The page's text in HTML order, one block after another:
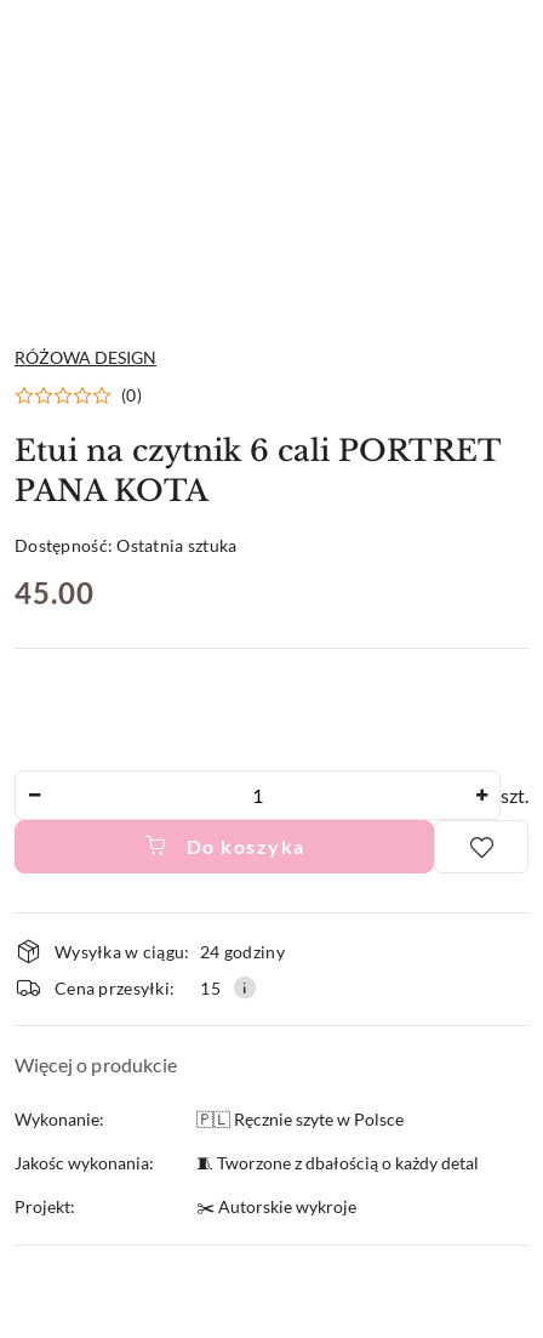
NAZWA
PRODUCENTA:
RÓŻOWA DESIGN
(0)
Etui na czytnik 6 cali PORTRET
PANA KOTA
Dostępność:Ostatnia sztuka
cena:
45.00
szt.
Do koszyka
i
dostawa
Wysyłka w ciągu:
24 godziny
Cena przesyłki:
15
Więcej o produkcie
Wykonanie: 🇵🇱 Ręcznie szyte w Polsce
Jakośc wykonania: 🧵 Tworzone z dbałością o każdy detal
Projekt: ✂️ Autorskie wykroje